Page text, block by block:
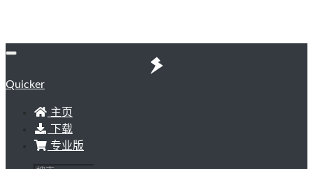
Quicker
主页
下载
专业版